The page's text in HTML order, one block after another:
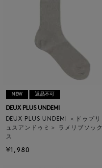
NEW 返品不可
DEUX PLUS UNDEMI
DEUX PLUS UNDEMI ＜ドゥプリ
ュスアンドゥミ＞ ラメリブソック
ス
¥1,980